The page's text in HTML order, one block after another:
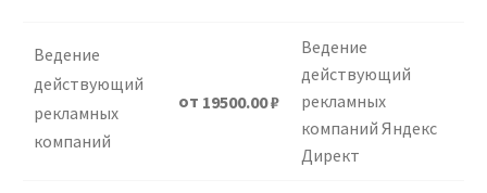
Ведение
действующий
рекламных
компаний
от 19500.00₽
Ведение
действующий
рекламных
компаний Яндекс
Директ